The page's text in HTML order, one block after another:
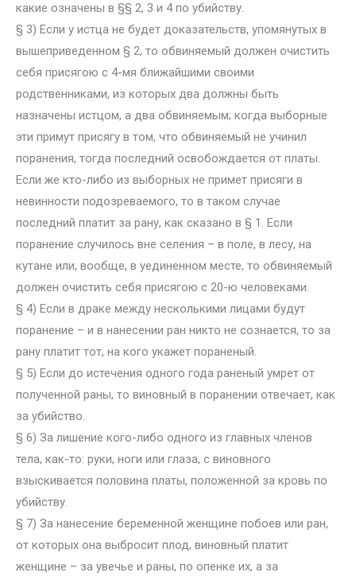
какие означены в §§ 2, 3 и 4 по убийству.
§ 3) Если у истца не будет доказательств, упомянутых в
вышеприведенном § 2, то обвиняемый должен очистить
себя присягою с 4-мя ближайшими своими
родственниками, из которых два должны быть
назначены истцом, а два обвиняемым; когда выборные
эти примут присягу в том, что обвиняемый не учинил
поранения, тогда последний освобождается от платы.
Если же кто-либо из выборных не примет присяги в
невинности подозреваемого, то в таком случае
последний платит за рану, как сказано в § 1. Если
поранение случилось вне селения – в поле, в лесу, на
кутане или, вообще, в уединенном месте, то обвиняемый
должен очистить себя присягою с 20-ю человеками.
§ 4) Если в драке между несколькими лицами будут
поранение – и в нанесении ран никто не сознается, то за
рану платит тот, на кого укажет пораненый.
§ 5) Если до истечения одного года раненый умрет от
полученной раны, то виновный в поранении отвечает, как
за убийство.
§ 6) За лишение кого-либо одного из главных членов
тела, как-то: руки, ноги или глаза, с виновного
взыскивается половина платы, положенной за кровь по
убийству.
§ 7) За нанесение беременной женщине побоев или ран,
от которых она выбросит плод, виновный платит
женщине – за увечье и раны, по опенке их, а за